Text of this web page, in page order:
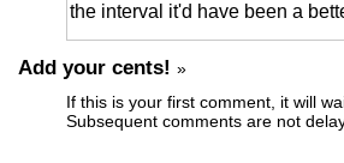
the interval it'd have been a
Add your cents! »
If this is your first comment, it will
Subsequent comments are not